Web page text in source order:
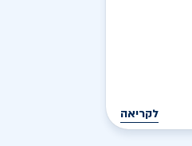
לקריאה